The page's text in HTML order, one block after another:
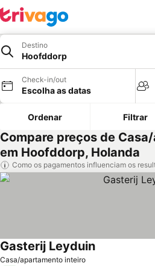
Destino
Hoofddorp
Check-in/out
Escolha as datas
Ordenar Filtrar
Compare preços de
em Hoofddorp, Holanda
Como os pagamentos influenciam os
Casa/apartamento inteiro
Gasterij Leyduin